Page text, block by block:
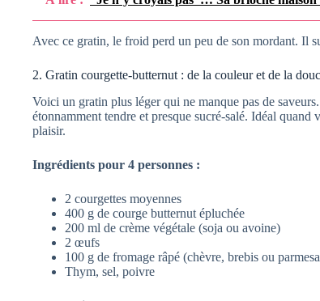
Avec ce gratin, le froid perd un peu de son mordant. Il
2. Gratin courgette-butternut : de la couleur et de la
Voici un gratin plus léger qui ne manque pas de
étonnamment tendre et presque sucré-salé. Idéal
plaisir.
Ingrédients pour 4 personnes :
2 courgettes moyennes
400 g de courge butternut épluchée
200 ml de crème végétale (soja ou avoine)
2 œufs
100 g de fromage râpé (chèvre, brebis ou
Thym, sel, poivre